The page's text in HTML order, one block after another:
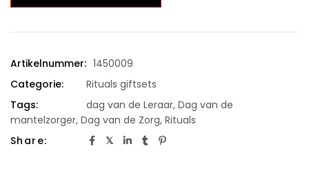
Artikelnummer: 1450009
Categorie:
Rituals giftsets
Tags:
dag van de Leraar, Dag van de
mantelzorger, Dag van de Zorg, Rituals
Share: